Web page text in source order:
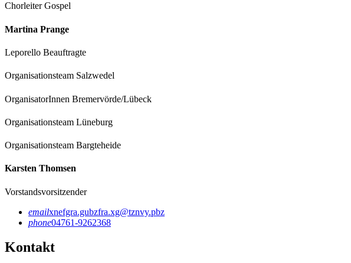
Chorleiter Gospel
Martina Prange
Leporello Beauftragte
Organisationsteam Salzwedel
OrganisatorInnen Bremervörde/Lübeck
Organisationsteam Lüneburg
Organisationsteam Bargteheide
Karsten Thomsen
Vorstandsvorsitzender
emailxnefgra.gubzfra.xg@tznvy.pbz
phone04761-9262368
Kontakt